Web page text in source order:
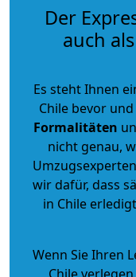
Der
auch
Es steht Ihnen
Chile bevor
Formalitäten
nicht genau,
wir dafür, dass
in Chile
Wenn Sie Ihren